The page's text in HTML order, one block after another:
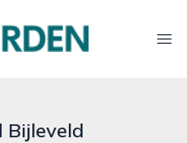
Bijleveld